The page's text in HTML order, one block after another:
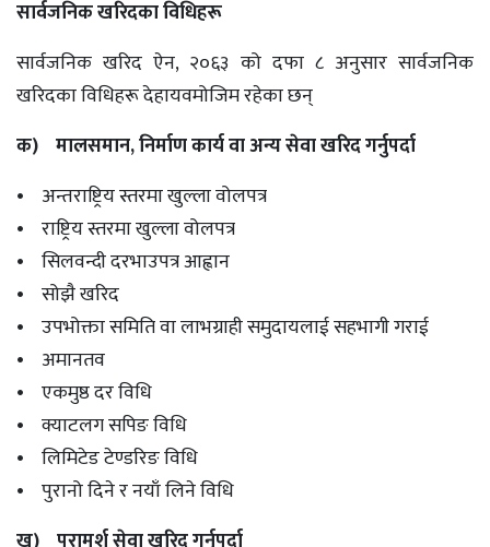
सार्वजनिक खरिदका विधिहरू
सार्वजनिक खरिद ऐन, २०६३ को दफा ८ अनुसार सार्वजनिक
खरिदका विधिहरू देहायवमोजिम रहेका छन्
क) मालसमान, निर्माण कार्य वा अन्य सेवा खरिद गर्नुपर्दा
• अन्तराष्ट्रिय स्तरमा खुल्ला वोलपत्र
• राष्ट्रिय स्तरमा खुल्ला वोलपत्र
• सिलवन्दी दरभाउपत्र आह्वान
• सोझै खरिद
• उपभोक्ता समिति वा लाभग्राही समुदायलाई सहभागी गराई
• अमानतव
• एकमुष्ठ दर विधि
• क्याटलग सपिङ विधि
• लिमिटेड टेण्डरिङ विधि
• पुरानो दिने र नयाँ लिने विधि